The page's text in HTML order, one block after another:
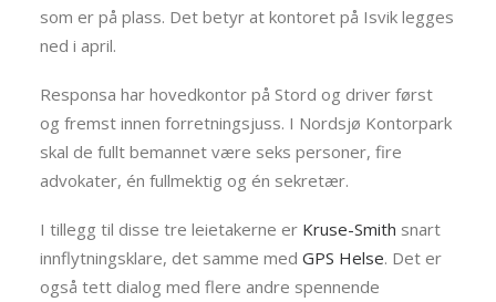
som er på plass. Det betyr at kontoret på Isvik legges
ned i april.
Responsa har hovedkontor på Stord og driver først
og fremst innen forretningsjuss. I Nordsjø Kontorpark
skal de fullt bemannet være seks personer, fire
advokater, én fullmektig og én sekretær.
I tillegg til disse tre leietakerne er Kruse-Smith snart
innflytningsklare, det samme med GPS Helse. Det er
også tett dialog med flere andre spennende